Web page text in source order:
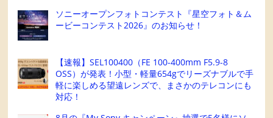
ソニーオープンフォトコンテスト『星空フォト＆ム
ービーコンテスト2026』のお知らせ！
【速報】SEL100400（FE 100-400mm F5.9-8
OSS）が発表！小型・軽量654gでリーズナブルで手
軽に楽しめる望遠レンズで、まさかのテレコンにも
対応！